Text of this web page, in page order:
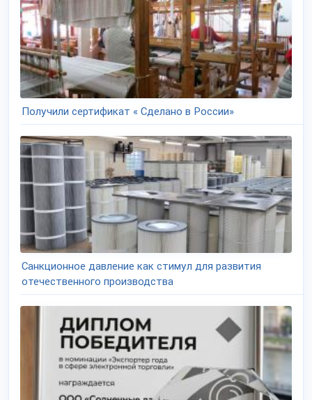
Получили сертификат « Сделано в России»
Санкционное давление как стимул для развития
отечественного производства